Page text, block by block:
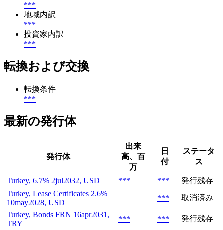
***
地域内訳
***
投資家内訳
***
転換および交換
転換条件
***
最新の発行体
発行体
出来
高、百
万
日
付
ステータ
ス
Turkey, 6.7% 2jul2032, USD *** ***
発行残存
Turkey, Lease Certificates 2.6%
10may2028, USD
***
取消済み
Turkey, Bonds FRN 16apr2031,
TRY
*** ***
発行残存